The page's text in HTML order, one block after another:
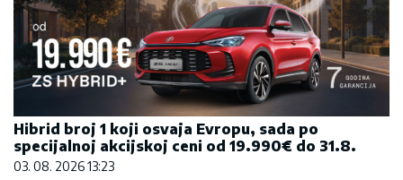
Hibrid broj 1 koji osvaja Evropu, sada po
specijalnoj akcijskoj ceni od 19.990€ do 31.8.
03. 08. 2026 13:23